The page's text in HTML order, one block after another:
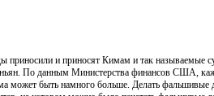
и приносят Кимам и так называемые
По данным Министерства финансов США,
может быть намного больше. Делать